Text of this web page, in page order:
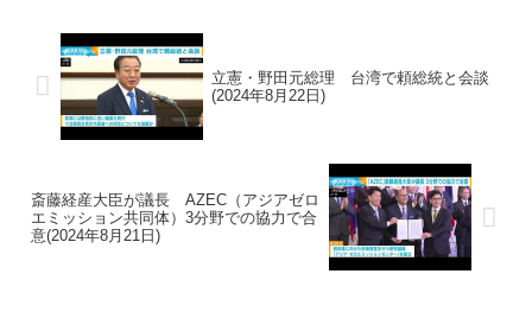
立憲・野田元総理 台湾で頼総統と会談
(2024年8月22日)
斎藤経産大臣が議長 AZEC（アジアゼロ
エミッション共同体）3分野での協力で合
意(2024年8月21日)